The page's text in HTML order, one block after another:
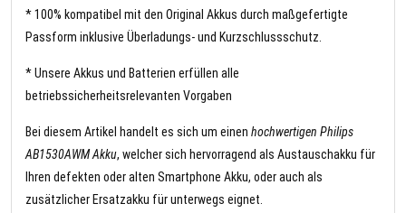
* 100% kompatibel mit den Original Akkus durch maßgefertigte
Passform inklusive Überladungs- und Kurzschlussschutz.
* Unsere Akkus und Batterien erfüllen alle
betriebssicherheitsrelevanten Vorgaben
Bei diesem Artikel handelt es sich um einen hochwertigen Philips
AB1530AWM Akku, welcher sich hervorragend als Austauschakku für
Ihren defekten oder alten Smartphone Akku, oder auch als
zusätzlicher Ersatzakku für unterwegs eignet.